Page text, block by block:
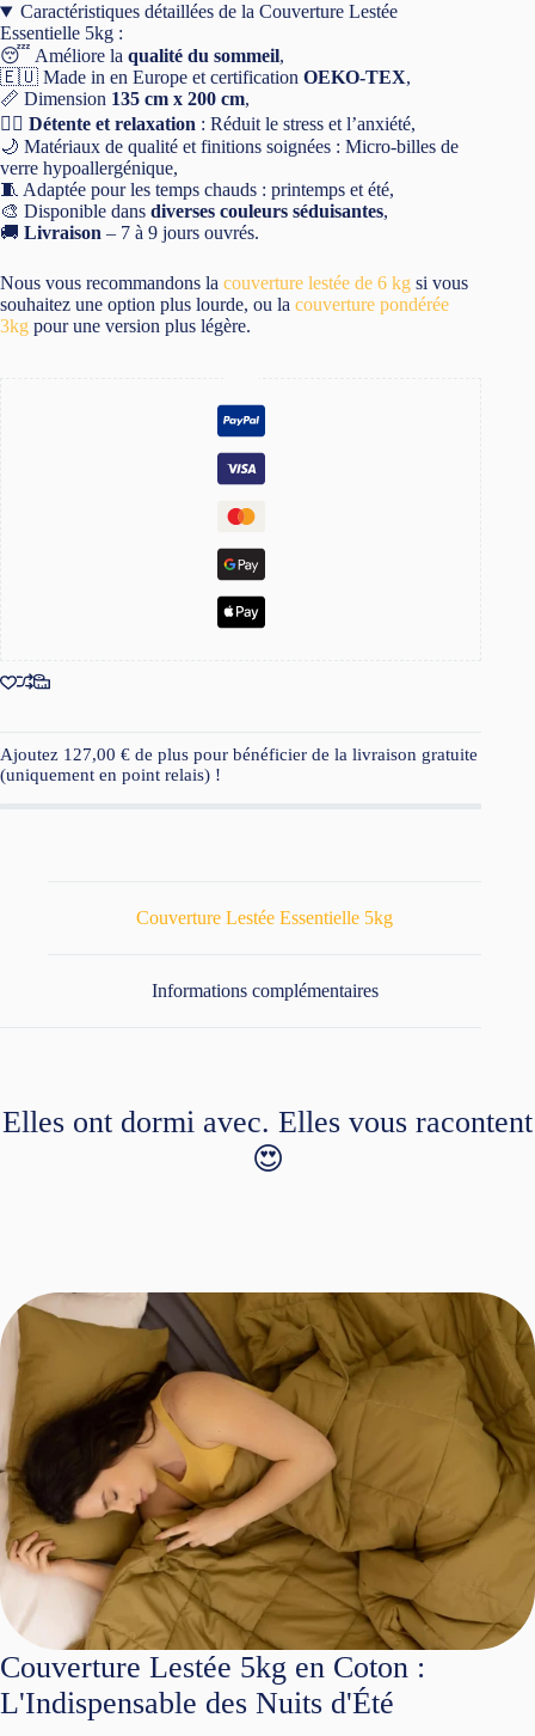
Caractéristiques détaillées de la Couverture Lestée
Essentielle 5kg :
😴 Améliore la qualité du sommeil,
🇪🇺 Made in en Europe et certification OEKO-TEX,
📏 Dimension 135 cm x 200 cm,
🧘‍♀️ Détente et relaxation : Réduit le stress et l’anxiété,
🌙 Matériaux de qualité et finitions soignées : Micro-billes de
verre hypoallergénique,
🧵 Adaptée pour les temps chauds : printemps et été,
🎨 Disponible dans diverses couleurs séduisantes,
🚚 Livraison – 7 à 9 jours ouvrés.
Nous vous recommandons la couverture lestée de 6 kg si vous
souhaitez une option plus lourde, ou la couverture pondérée
3kg pour une version plus légère.
Ajoutez 127,00 € de plus pour bénéficier de la livraison gratuite
(uniquement en point relais) !
Couverture Lestée Essentielle 5kg
Informations complémentaires
Elles ont dormi avec. Elles vous racontent
😍
Couverture Lestée 5kg en Coton :
L'Indispensable des Nuits d'Été